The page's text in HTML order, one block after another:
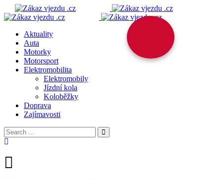
Aktuality
Auta
Motorky
Motorsport
Elektromobilita
Elektromobily
Jízdní kola
Koloběžky
Doprava
Zajímavosti